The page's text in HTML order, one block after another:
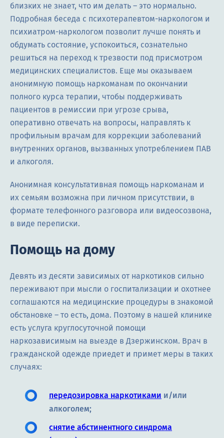
близких не знает, что им делать – это нормально.
Подробная беседа с психотерапевтом-наркологом и
психиатром-наркологом позволит лучше понять и
обдумать состояние, успокоиться, сознательно
решиться на переход к трезвости под присмотром
медицинских специалистов. Еще мы оказываем
анонимную помощь наркоманам по окончании
полного курса терапии, чтобы поддерживать
пациентов в ремиссии при угрозе срыва,
оперативно отвечать на вопросы, направлять к
профильным врачам для коррекции заболеваний
внутренних органов, вызванных употреблением ПАВ
и алкоголя.
Анонимная консультативная помощь наркоманам и
их семьям возможна при личном присутствии, в
формате телефонного разговора или видеосозвона,
в виде переписки.
Помощь на дому
Девять из десяти зависимых от наркотиков сильно
переживают при мысли о госпитализации и охотнее
соглашаются на медицинские процедуры в знакомой
обстановке – то есть, дома. Поэтому в нашей клинике
есть услуга круглосуточной помощи
наркозависимым на выезде в Дзержинском. Врач в
гражданской одежде приедет и примет меры в таких
случаях:
передозировка наркотиками и/или
алкоголем;
снятие абстинентного синдрома